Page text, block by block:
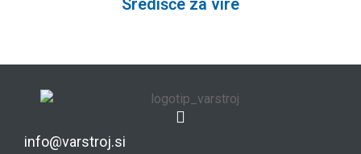
Središče za vire
info@varstroj.si